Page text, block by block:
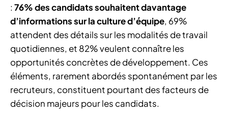
:76% des candidats souhaitent davantage
d’informations sur la culture d’équipe, 69%
attendent des détails sur les modalités de travail
quotidiennes, et 82% veulent connaître les
opportunités concrètes de développement. Ces
éléments, rarement abordés spontanément par les
recruteurs, constituent pourtant des facteurs de
décision majeurs pour les candidats.